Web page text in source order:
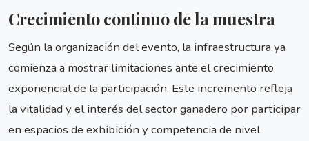
Crecimiento continuo de la muestra
Según la organización del evento, la infraestructura ya
comienza a mostrar limitaciones ante el crecimiento
exponencial de la participación. Este incremento refleja
la vitalidad y el interés del sector ganadero por participar
en espacios de exhibición y competencia de nivel